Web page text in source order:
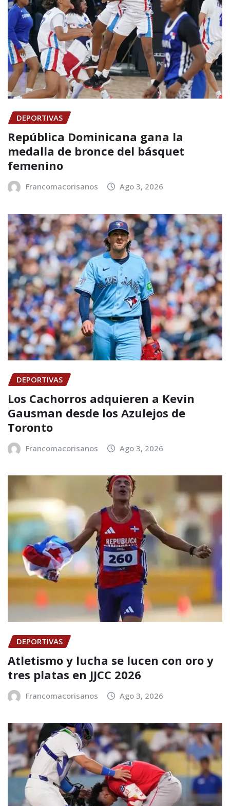
DEPORTIVAS
República Dominicana gana la
medalla de bronce del básquet
femenino
Francomacorisanos Ago 3, 2026
DEPORTIVAS
Los Cachorros adquieren a Kevin
Gausman desde los Azulejos de
Toronto
Francomacorisanos Ago 3, 2026
DEPORTIVAS
Atletismo y lucha se lucen con oro y
tres platas en JJCC 2026
Francomacorisanos Ago 3, 2026